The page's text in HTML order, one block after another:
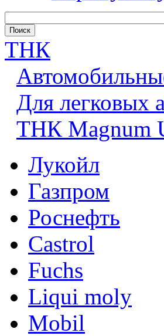
ТНК
Для легковых
ТНК Magnum
Лукойл
Газпром
Роснефть
Castrol
Fuchs
Liqui moly
Mobil